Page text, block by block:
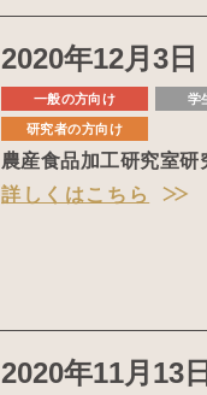
2020年12月3日
一般の方向け 学
研究者の方向け
農産食品加工研究室
詳しくはこちら
2020年11月13日